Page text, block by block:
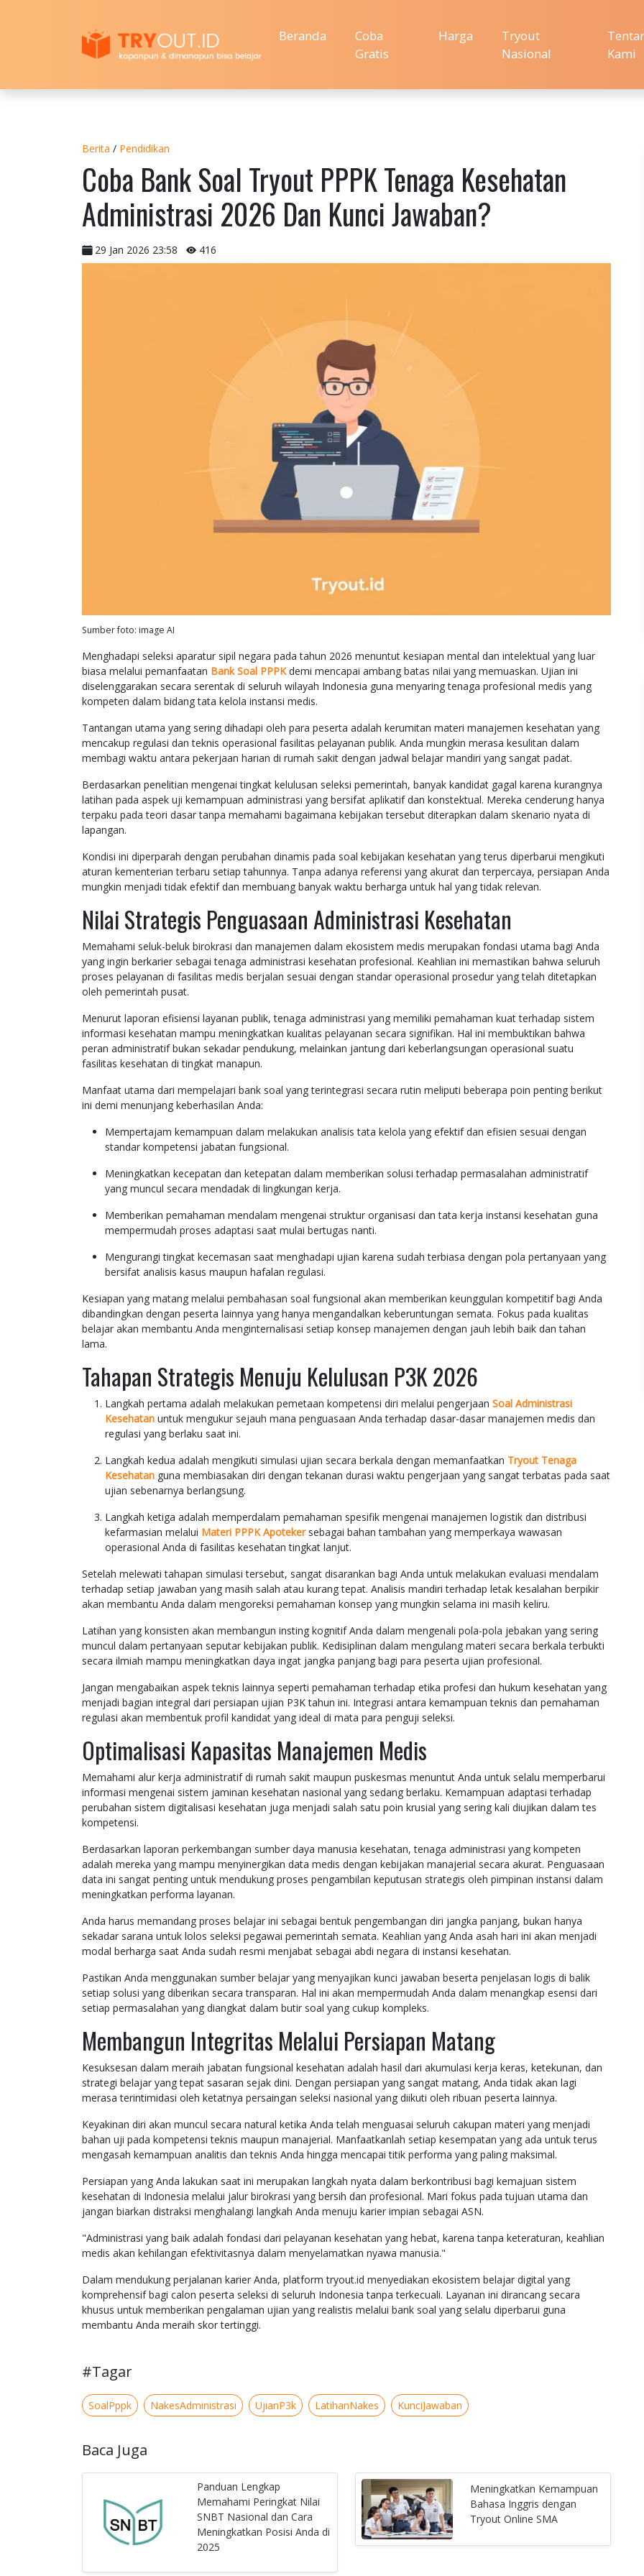
Beranda
Coba
Gratis
Harga
Tryout
Nasional
Kami
Berita / Pendidikan
Coba Bank Soal Tryout PPPK Tenaga Kesehatan
Administrasi 2026 Dan Kunci Jawaban?
29 Jan 2026 23:58 416
Sumber foto: image AI
Menghadapi seleksi aparatur sipil negara pada tahun 2026 menuntut kesiapan mental dan intelektual yang luar
biasa melalui pemanfaatan Bank Soal PPPKdemi mencapai ambang batas nilai yang memuaskan. Ujian ini
diselenggarakan secara serentak di seluruh wilayah Indonesia guna menyaring tenaga profesional medis yang
kompeten dalam bidang tata kelola instansi medis.
Tantangan utama yang sering dihadapi oleh para peserta adalah kerumitan materi manajemen kesehatan yang
mencakup regulasi dan teknis operasional fasilitas pelayanan publik. Anda mungkin merasa kesulitan dalam
membagi waktu antara pekerjaan harian di rumah sakit dengan jadwal belajar mandiri yang sangat padat.
Berdasarkan penelitian mengenai tingkat kelulusan seleksi pemerintah, banyak kandidat gagal karena kurangnya
latihan pada aspek uji kemampuan administrasi yang bersifat aplikatif dan konstektual. Mereka cenderung hanya
terpaku pada teori dasar tanpa memahami bagaimana kebijakan tersebut diterapkan dalam skenario nyata di
lapangan.
Kondisi ini diperparah dengan perubahan dinamis pada soal kebijakan kesehatan yang terus diperbarui mengikuti
aturan kementerian terbaru setiap tahunnya. Tanpa adanya referensi yang akurat dan terpercaya, persiapan Anda
mungkin menjadi tidak efektif dan membuang banyak waktu berharga untuk hal yang tidak relevan.
Nilai Strategis Penguasaan Administrasi Kesehatan
Memahami seluk-beluk birokrasi dan manajemen dalam ekosistem medis merupakan fondasi utama bagi Anda
yang ingin berkarier sebagai tenaga administrasi kesehatan profesional. Keahlian ini memastikan bahwa seluruh
proses pelayanan di fasilitas medis berjalan sesuai dengan standar operasional prosedur yang telah ditetapkan
oleh pemerintah pusat.
Menurut laporan efisiensi layanan publik, tenaga administrasi yang memiliki pemahaman kuat terhadap sistem
informasi kesehatan mampu meningkatkan kualitas pelayanan secara signifikan. Hal ini membuktikan bahwa
peran administratif bukan sekadar pendukung, melainkan jantung dari keberlangsungan operasional suatu
fasilitas kesehatan di tingkat manapun.
Manfaat utama dari mempelajari bank soal yang terintegrasi secara rutin meliputi beberapa poin penting berikut
ini demi menunjang keberhasilan Anda:
Mempertajam kemampuan dalam melakukan analisis tata kelola yang efektif dan efisien sesuai dengan
standar kompetensi jabatan fungsional.
Meningkatkan kecepatan dan ketepatan dalam memberikan solusi terhadap permasalahan administratif
yang muncul secara mendadak di lingkungan kerja.
Memberikan pemahaman mendalam mengenai struktur organisasi dan tata kerja instansi kesehatan guna
mempermudah proses adaptasi saat mulai bertugas nanti.
Mengurangi tingkat kecemasan saat menghadapi ujian karena sudah terbiasa dengan pola pertanyaan yang
bersifat analisis kasus maupun hafalan regulasi.
Kesiapan yang matang melalui pembahasan soal fungsional akan memberikan keunggulan kompetitif bagi Anda
dibandingkan dengan peserta lainnya yang hanya mengandalkan keberuntungan semata. Fokus pada kualitas
belajar akan membantu Anda menginternalisasi setiap konsep manajemen dengan jauh lebih baik dan tahan
lama.
Tahapan Strategis Menuju Kelulusan P3K 2026
Langkah pertama adalah melakukan pemetaan kompetensi diri melalui pengerjaan Soal Administrasi
Kesehatan untuk mengukur sejauh mana penguasaan Anda terhadap dasar-dasar manajemen medis dan
regulasi yang berlaku saat ini.
Langkah kedua adalah mengikuti simulasi ujian secara berkala dengan memanfaatkan Tryout Tenaga
Kesehatan guna membiasakan diri dengan tekanan durasi waktu pengerjaan yang sangat terbatas pada saat
ujian sebenarnya berlangsung.
Langkah ketiga adalah memperdalam pemahaman spesifik mengenai manajemen logistik dan distribusi
kefarmasian melalui Materi PPPK Apotekersebagai bahan tambahan yang memperkaya wawasan
operasional Anda di fasilitas kesehatan tingkat lanjut.
Setelah melewati tahapan simulasi tersebut, sangat disarankan bagi Anda untuk melakukan evaluasi mendalam
terhadap setiap jawaban yang masih salah atau kurang tepat. Analisis mandiri terhadap letak kesalahan berpikir
akan membantu Anda dalam mengoreksi pemahaman konsep yang mungkin selama ini masih keliru.
Latihan yang konsisten akan membangun insting kognitif Anda dalam mengenali pola-pola jebakan yang sering
muncul dalam pertanyaan seputar kebijakan publik. Kedisiplinan dalam mengulang materi secara berkala terbukti
secara ilmiah mampu meningkatkan daya ingat jangka panjang bagi para peserta ujian profesional.
Jangan mengabaikan aspek teknis lainnya seperti pemahaman terhadap etika profesi dan hukum kesehatan yang
menjadi bagian integral dari persiapan ujian P3K tahun ini. Integrasi antara kemampuan teknis dan pemahaman
regulasi akan membentuk profil kandidat yang ideal di mata para penguji seleksi.
Optimalisasi Kapasitas Manajemen Medis
Memahami alur kerja administratif di rumah sakit maupun puskesmas menuntut Anda untuk selalu memperbarui
informasi mengenai sistem jaminan kesehatan nasional yang sedang berlaku. Kemampuan adaptasi terhadap
perubahan sistem digitalisasi kesehatan juga menjadi salah satu poin krusial yang sering kali diujikan dalam tes
kompetensi.
Berdasarkan laporan perkembangan sumber daya manusia kesehatan, tenaga administrasi yang kompeten
adalah mereka yang mampu menyinergikan data medis dengan kebijakan manajerial secara akurat. Penguasaan
data ini sangat penting untuk mendukung proses pengambilan keputusan strategis oleh pimpinan instansi dalam
meningkatkan performa layanan.
Anda harus memandang proses belajar ini sebagai bentuk pengembangan diri jangka panjang, bukan hanya
sekadar sarana untuk lolos seleksi pegawai pemerintah semata. Keahlian yang Anda asah hari ini akan menjadi
modal berharga saat Anda sudah resmi menjabat sebagai abdi negara di instansi kesehatan.
Pastikan Anda menggunakan sumber belajar yang menyajikan kunci jawaban beserta penjelasan logis di balik
setiap solusi yang diberikan secara transparan. Hal ini akan mempermudah Anda dalam menangkap esensi dari
setiap permasalahan yang diangkat dalam butir soal yang cukup kompleks.
Membangun Integritas Melalui Persiapan Matang
Kesuksesan dalam meraih jabatan fungsional kesehatan adalah hasil dari akumulasi kerja keras, ketekunan, dan
strategi belajar yang tepat sasaran sejak dini. Dengan persiapan yang sangat matang, Anda tidak akan lagi
merasa terintimidasi oleh ketatnya persaingan seleksi nasional yang diikuti oleh ribuan peserta lainnya.
Keyakinan diri akan muncul secara natural ketika Anda telah menguasai seluruh cakupan materi yang menjadi
bahan uji pada kompetensi teknis maupun manajerial. Manfaatkanlah setiap kesempatan yang ada untuk terus
mengasah kemampuan analitis dan teknis Anda hingga mencapai titik performa yang paling maksimal.
Persiapan yang Anda lakukan saat ini merupakan langkah nyata dalam berkontribusi bagi kemajuan sistem
kesehatan di Indonesia melalui jalur birokrasi yang bersih dan profesional. Mari fokus pada tujuan utama dan
jangan biarkan distraksi menghalangi langkah Anda menuju karier impian sebagai ASN.
"Administrasi yang baik adalah fondasi dari pelayanan kesehatan yang hebat, karena tanpa keteraturan, keahlian
medis akan kehilangan efektivitasnya dalam menyelamatkan nyawa manusia."
Dalam mendukung perjalanan karier Anda, platform tryout.id menyediakan ekosistem belajar digital yang
komprehensif bagi calon peserta seleksi di seluruh Indonesia tanpa terkecuali. Layanan ini dirancang secara
khusus untuk memberikan pengalaman ujian yang realistis melalui bank soal yang selalu diperbarui guna
membantu Anda meraih skor tertinggi.
#Tagar
SoalPppk NakesAdministrasi UjianP3k LatihanNakes KunciJawaban
Baca Juga
Panduan Lengkap
Memahami Peringkat Nilai
SNBT Nasional dan Cara
Meningkatkan Posisi Anda di
2025
Meningkatkan Kemampuan
Bahasa Inggris dengan
Tryout Online SMA